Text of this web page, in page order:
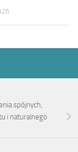
spójnych,
i naturalnego